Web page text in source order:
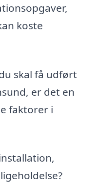
koste
skal få udført
er det en
faktorer i